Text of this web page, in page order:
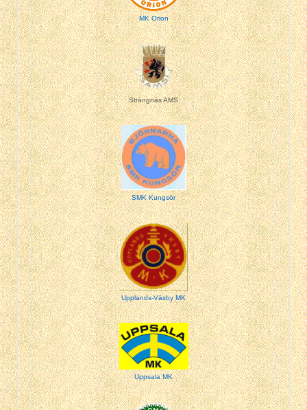
MK Orion
Strängnäs AMS
SMK Kungsör
Upplands-Väsby MK
Uppsala MK